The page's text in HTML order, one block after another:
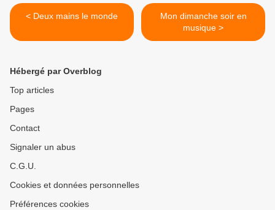
< Deux mains le monde
Mon dimanche soir en
musique >
Hébergé par Overblog
Top articles
Pages
Contact
Signaler un abus
C.G.U.
Cookies et données personnelles
Préférences cookies